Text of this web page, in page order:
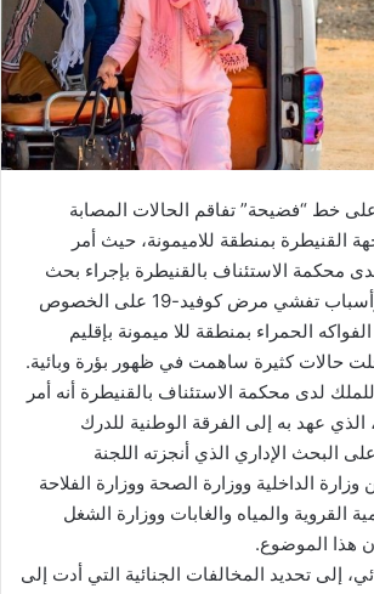
على خط “فضيحة” تفاقم الحالات المصابة
القنيطرة بمنطقة للاميمونة، حيث أمر
محكمة الاستئناف بالقنيطرة بإجراء بحث
قضائي في ظروف وأسباب تفشي مرض كوفيد-19 على الخصوص
الحمراء بمنطقة للا ميمونة بإقليم
حالات كثيرة ساهمت في ظهور بؤرة وبائية.
لدى محكمة الاستئناف بالقنيطرة أنه أمر
الذي عهد به إلى الفرقة الوطنية للدرك
البحث الإداري الذي أنجزته اللجنة
الداخلية ووزارة الصحة ووزارة الفلاحة
القروية والمياه والغابات ووزارة الشغل
هذا الموضوع.
إلى تحديد المخالفات الجنائية التي أدت إلى